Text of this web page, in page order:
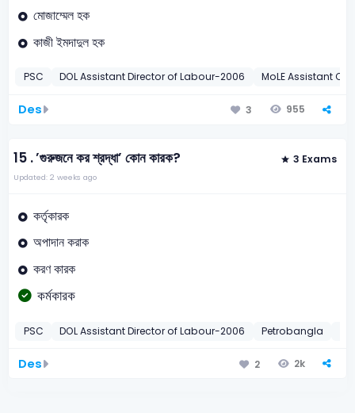
মোজাম্মেল হক
কাজী ইমদাদুল হক
PSC DOL Assistant Director of Labour-2006 MoLE Assistant
Des 3 955
15 .’গুরুজনে কর শ্রদ্ধা’ কোন কারক? 3 Exams
Updated: 2 weeks ago
কর্তৃকারক
অপাদান করাক
করণ কারক
কর্মকারক
PSC DOL Assistant Director of Labour-2006 Petrobangla
Des 2 2k